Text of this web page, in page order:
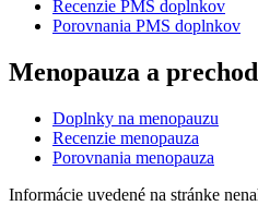
Recenzie PMS doplnkov
Porovnania PMS doplnkov
Menopauza a prechod
Doplnky na menopauzu
Recenzie menopauza
Porovnania menopauza
Informácie uvedené na stránke